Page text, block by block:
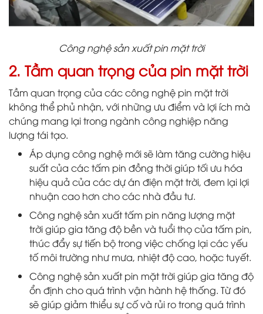
Công nghệ sản xuất pin mặt trời
2. Tầm quan trọng của pin mặt trời
Tầm quan trọng của các công nghệ pin mặt trời
không thể phủ nhận, với những ưu điểm và lợi ích mà
chúng mang lại trong ngành công nghiệp năng
lượng tái tạo.
Áp dụng công nghệ mới sẽ làm tăng cường hiệu
suất của các tấm pin đồng thời giúp tối ưu hóa
hiệu quả của các dự án điện mặt trời, đem lại lợi
nhuận cao hơn cho các nhà đầu tư.
Công nghệ sản xuất tấm pin năng lượng mặt
trời giúp gia tăng độ bền và tuổi thọ của tấm pin,
thúc đẩy sự tiến bộ trong việc chống lại các yếu
tố môi trường như mưa, nhiệt độ cao, hoặc tuyết.
Công nghệ sản xuất pin mặt trời giúp gia tăng độ
ổn định cho quá trình vận hành hệ thống. Từ đó
sẽ giúp giảm thiểu sự cố và rủi ro trong quá trình